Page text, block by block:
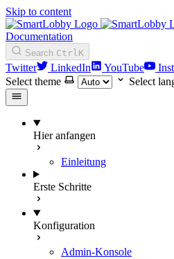
Skip to content
Documentation
Search CtrlK
Twitter LinkedIn YouTube
Select theme
Select
Hier anfangen
Einleitung
Erste Schritte
Konfiguration
Admin-Konsole